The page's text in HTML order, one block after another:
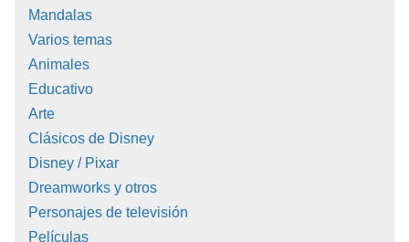
Mandalas
Varios temas
Animales
Educativo
Arte
Clásicos de Disney
Disney / Pixar
Dreamworks y otros
Personajes de televisión
Películas